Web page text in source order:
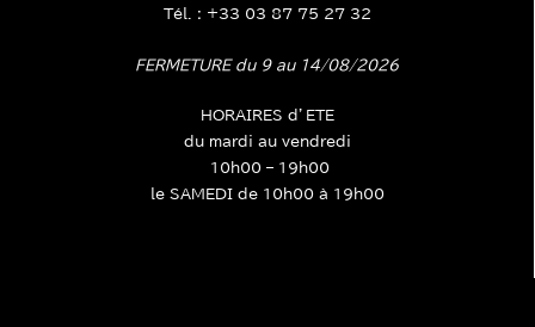
Tél. : +33 03 87 75 27 32
FERMETURE du 9 au 14/08/2026
HORAIRES d’ETE
du mardi au vendredi
10h00 – 19h00
le SAMEDI de 10h00 à 19h00